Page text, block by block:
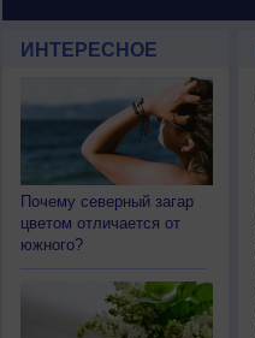
ИНТЕРЕСНОЕ
Почему северный загар
цветом отличается от
южного?